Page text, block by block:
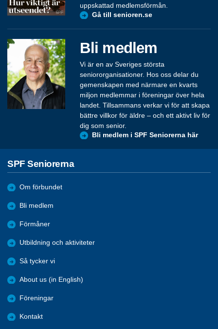
uppskattad medlemsförmån.
Gå till senioren.se
Bli medlem
Vi är en av Sveriges största
seniororganisationer. Hos oss delar du
gemenskapen med närmare en kvarts
miljon medlemmar i föreningar över hela
landet. Tillsammans verkar vi för att skapa
bättre villkor för äldre – och ett aktivt liv för
dig som senior.
Bli medlem i SPF Seniorerna här
SPF Seniorerna
Om förbundet
Bli medlem
Förmåner
Utbildning och aktiviteter
Så tycker vi
About us (in English)
Föreningar
Kontakt